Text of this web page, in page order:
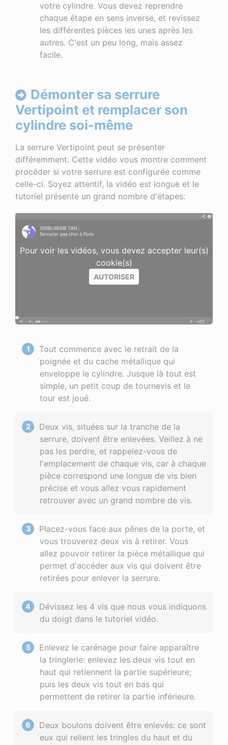
votre cylindre. Vous devez reprendre
chaque étape en sens inverse, et revissez
les différentes pièces les unes après les
autres. C'est un peu long, mais assez
facile.
Démonter sa serrure
Vertipoint et remplacer son
cylindre soi-même
La serrure Vertipoint peut se présenter
différemment. Cette vidéo vous montre comment
procéder si votre serrure est configurée comme
celle-ci. Soyez attentif, la vidéo est longue et le
tutoriel présente un grand nombre d'étapes:
Pour voir les vidéos, vous devez accepter leur(s)
cookie(s)
AUTORISER
Tout commence avec le retrait de la
poignée et du cache métallique qui
enveloppe le cylindre. Jusque là tout est
simple, un petit coup de tournevis et le
tour est joué.
Deux vis, situées sur la tranche de la
serrure, doivent être enlevées. Veillez à ne
pas les perdre, et rappelez-vous de
l'emplacement de chaque vis, car à chaque
pièce correspond une longue de vis bien
précise et vous allez vous rapidement
retrouver avec un grand nombre de vis.
Placez-vous face aux pênes de la porte, et
vous trouverez deux vis à retirer. Vous
allez pouvoir retirer la pièce métallique qui
permet d'accéder aux vis qui doivent être
retirées pour enlever la serrure.
Dévissez les 4 vis que nous vous indiquons
du doigt dans le tutoriel vidéo.
Enlevez le carénage pour faire apparaître
la tringlerie: enlevez les deux vis tout en
haut qui retiennent la partie supérieure;
puis les deux vis tout en bas qui
permettent de retirer la partie inférieure.
Deux boulons doivent être enlevés: ce sont
eux qui relient les tringles du haut et du